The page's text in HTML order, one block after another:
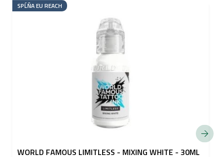
SPĹŇA EU REACH
WORLD FAMOUS LIMITLESS - MIXING WHITE - 30ML